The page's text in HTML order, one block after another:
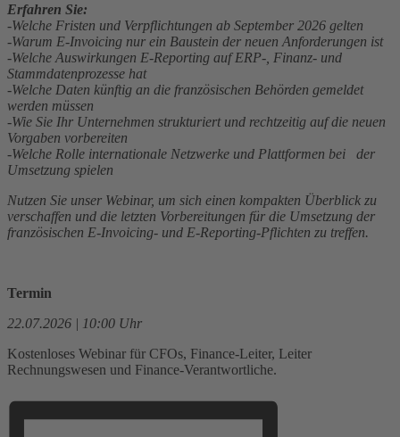
Erfahren Sie:
-Welche Fristen und Verpflichtungen ab September 2026 gelten
-Warum E-Invoicing nur ein Baustein der neuen Anforderungen ist
-Welche Auswirkungen E-Reporting auf ERP-, Finanz- und
Stammdatenprozesse hat
-Welche Daten künftig an die französischen Behörden gemeldet
werden müssen
-Wie Sie Ihr Unternehmen strukturiert und rechtzeitig auf die neuen
Vorgaben vorbereiten
-Welche Rolle internationale Netzwerke und Plattformen bei der
Umsetzung spielen
Nutzen Sie unser Webinar, um sich einen kompakten Überblick zu
verschaffen und die letzten Vorbereitungen für die Umsetzung der
französischen E-Invoicing- und E-Reporting-Pflichten zu treffen.
Termin
22.07.2026 | 10:00 Uhr
Kostenloses Webinar für CFOs, Finance-Leiter, Leiter
Rechnungswesen und Finance-Verantwortliche.